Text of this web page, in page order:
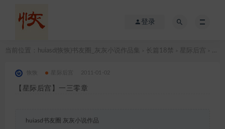
登录
当前位置： huiasd(恢恢)书友圈_灰灰小说作品集 长篇18禁 星际后宫
2011-01-02
【星际后宫】一三零章
huiasd书友圈 灰灰小说作品